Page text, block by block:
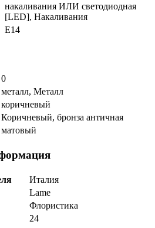
накаливания ИЛИ светодиодная
[LED], Накаливания
E14
0
металл, Металл
коричневый
Коричневый, бронза античная
матовый
Италия
Lame
Флористика
24